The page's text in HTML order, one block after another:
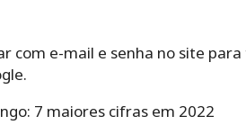
com e-mail e senha no site
7 maiores cifras em 2022